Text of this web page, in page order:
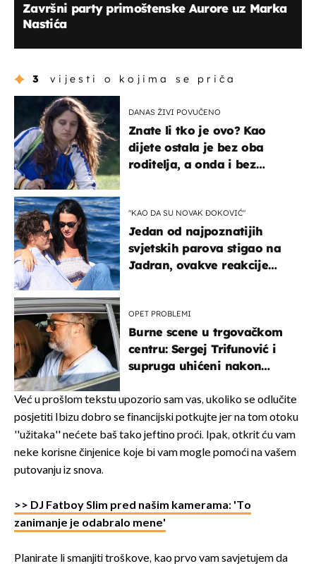
Završni party primoštenske Aurore uz Marka
Nastića
3 vijesti o kojima se priča
DANAS ŽIVI POVUČENO
Znate li tko je ovo? Kao
dijete ostala je bez oba
roditelja, a onda i bez
"KAO DA SU NOVAK ĐOKOVIĆ"
Jedan od najpoznatijih
svjetskih parova stigao na
Jadran, ovakve reakcije
OPET PROBLEMI
Burne scene u trgovačkom
centru: Sergej Trifunović i
supruga uhićeni nakon
Već u prošlom tekstu upozorio sam vas, ukoliko se odlučite
posjetiti Ibizu dobro se financijski potkujte jer na tom otoku
''užitaka'' nećete baš tako jeftino proći. Ipak, otkrit ću vam
neke korisne činjenice koje bi vam mogle pomoći na vašem
putovanju iz snova.
>> DJ Fatboy Slim pred našim kamerama: 'To
zanimanje je odabralo mene'
Planirate li smanjiti troškove, kao prvo vam savjetujem da